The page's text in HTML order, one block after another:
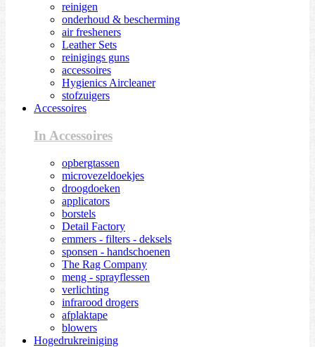
reinigen
onderhoud & bescherming
air fresheners
Leather Sets
reinigings guns
accessoires
Hygienics Aircleaner
stofzuigers
Accessoires
In Accessoires
opbergtassen
microvezeldoekjes
droogdoeken
applicators
borstels
Detail Factory
emmers - filters - deksels
sponsen - handschoenen
The Rag Company
meng - sprayflessen
verlichting
infrarood drogers
afplaktape
blowers
Hogedrukreiniging